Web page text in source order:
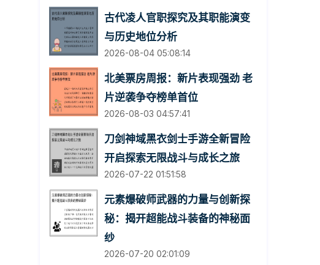
古代凌人官职探究及其职能演变
与历史地位分析
2026-08-04 05:08:14
北美票房周报：新片表现强劲 老
片逆袭争夺榜单首位
2026-08-03 04:57:41
刀剑神域黑衣剑士手游全新冒险
开启探索无限战斗与成长之旅
2026-07-22 01:51:58
元素爆破师武器的力量与创新探
秘：揭开超能战斗装备的神秘面
纱
2026-07-20 02:01:09